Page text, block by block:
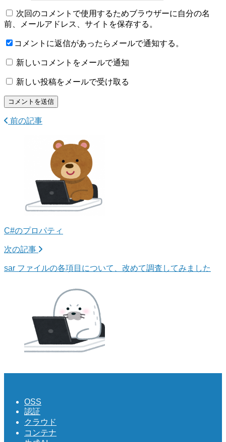
次回のコメントで使用するためブラウザーに自分の名
前、メールアドレス、サイトを保存する。
コメントに返信があったらメールで通知する。
新しいコメントをメールで通知
新しい投稿をメールで受け取る
前の記事
C#のプロパティ
次の記事
sar ファイルの各項目について、改めて調査してみました
OSS
認証
クラウド
コンテナ